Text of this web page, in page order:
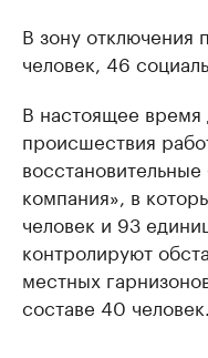
В зону отключения
человек, 46
В настоящее время
происшествия
компания», в
человек и 93
контролируют
местных
составе 40 человек.